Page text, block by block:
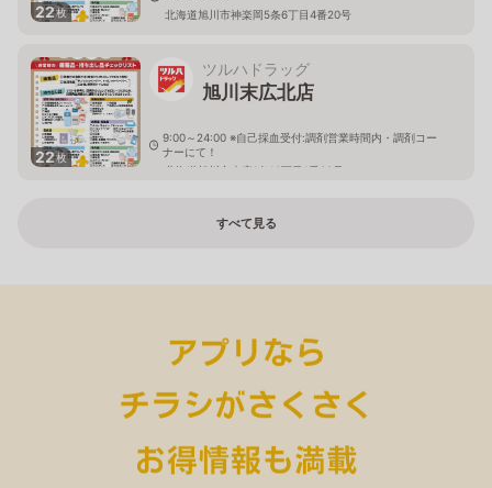
22枚
北海道旭川市神楽岡5条6丁目4番20号
22枚
ツルハドラッグ
旭川末広北店
9:00～24:00 ※自己採血受付:調剤営業時間内・調剤コー
ナーにて！
北海道旭川市末広1条10丁目1番20号
すべて見る